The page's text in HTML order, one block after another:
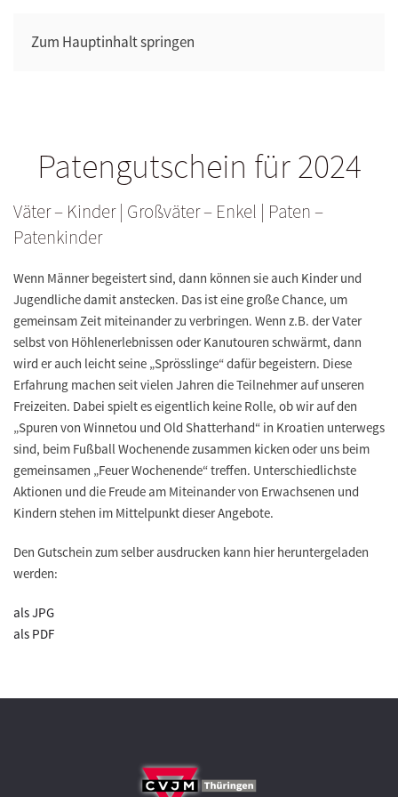
Zum Hauptinhalt springen
Patengutschein für 2024
Väter– Kinder | Großväter– Enkel | Paten–
Patenkinder
Wenn Männer begeistert sind, dann können sie auch Kinder und
Jugendliche damit anstecken. Das ist eine große Chance, um
gemeinsam Zeit miteinander zu verbringen. Wenn z.B. der Vater
selbst von Höhlenerlebnissen oder Kanutouren schwärmt, dann
wird er auch leicht seine „Sprösslinge“ dafür begeistern. Diese
Erfahrung machen seit vielen Jahren die Teilnehmer auf unseren
Freizeiten. Dabei spielt es eigentlich keine Rolle, ob wir auf den
„Spuren von Winnetou und Old Shatterhand“ in Kroatien unterwegs
sind, beim Fußball Wochenende zusammen kicken oder uns beim
gemeinsamen „Feuer Wochenende“ treffen. Unterschiedlichste
Aktionen und die Freude am Miteinander von Erwachsenen und
Kindern stehen im Mittelpunkt dieser Angebote.
Den Gutschein zum selber ausdrucken kann hier heruntergeladen
werden:
als JPG
als PDF